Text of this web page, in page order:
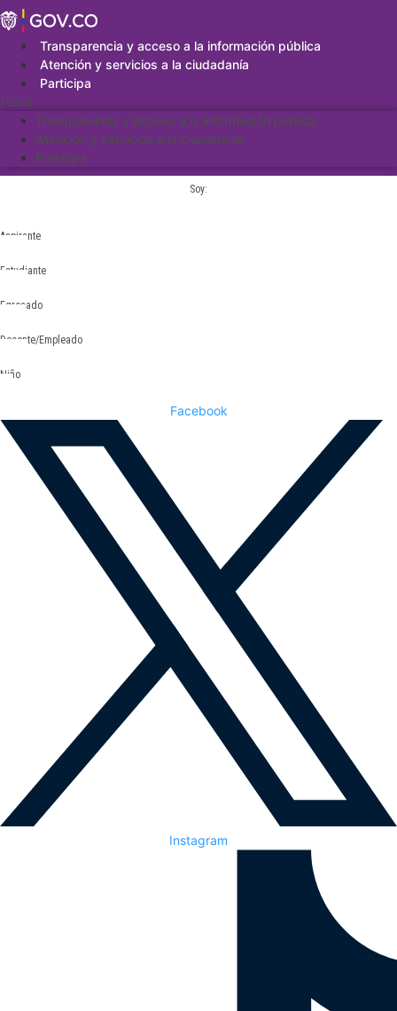
Saltar
al
contenidoTransparencia y acceso a la información pública
Atención y servicios a la ciudadanía
Participa
Menu
Transparencia y acceso a la información pública
Atención y servicios a la ciudadanía
Participa
Soy:
Aspirante
Estudiante
Egresado
Docente/Empleado
Niño
Facebook
Instagram